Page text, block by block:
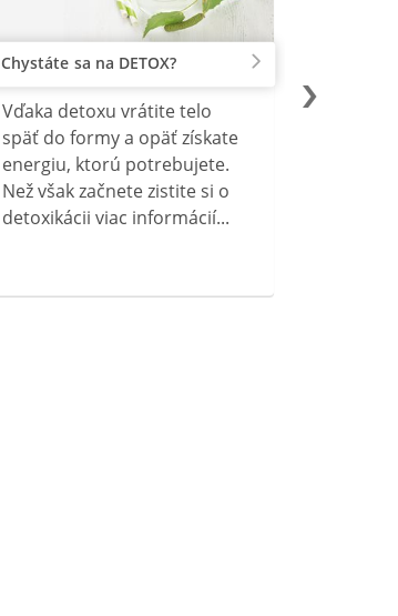
Chystáte sa na DETOX?
Vďaka detoxu vrátite telo
späť do formy a opäť získate
energiu, ktorú potrebujete.
Než však začnete zistite si o
detoxikácii viac informácií...